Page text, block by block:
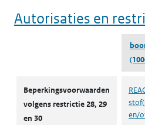
Autorisaties en
Beperkingsvoorwaarden
volgens restrictie 28, 29
en 30
en/